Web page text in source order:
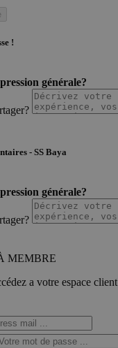
!
générale?
- SS Baya
générale?
MEMBRE
a votre espace client